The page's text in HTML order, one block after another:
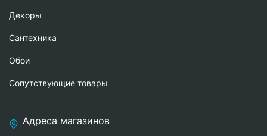
Декоры
Сантехника
Обои
Сопутствующие товары
Адреса магазинов